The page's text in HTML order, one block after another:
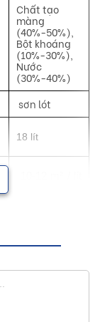
Chất tạo
màng
(40%-50%),
Bột khoáng
(10%-30%),
Nước
(30%-40%)
sơn lót
18 lít
30 phút